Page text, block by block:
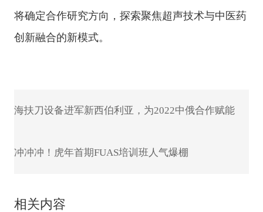
将确定合作研究方向，探索聚焦超声技术与中医药
创新融合的新模式。
海扶刀设备进军新西伯利亚，为2022中俄合作赋能
冲冲冲！虎年首期FUAS培训班人气爆棚
相关内容